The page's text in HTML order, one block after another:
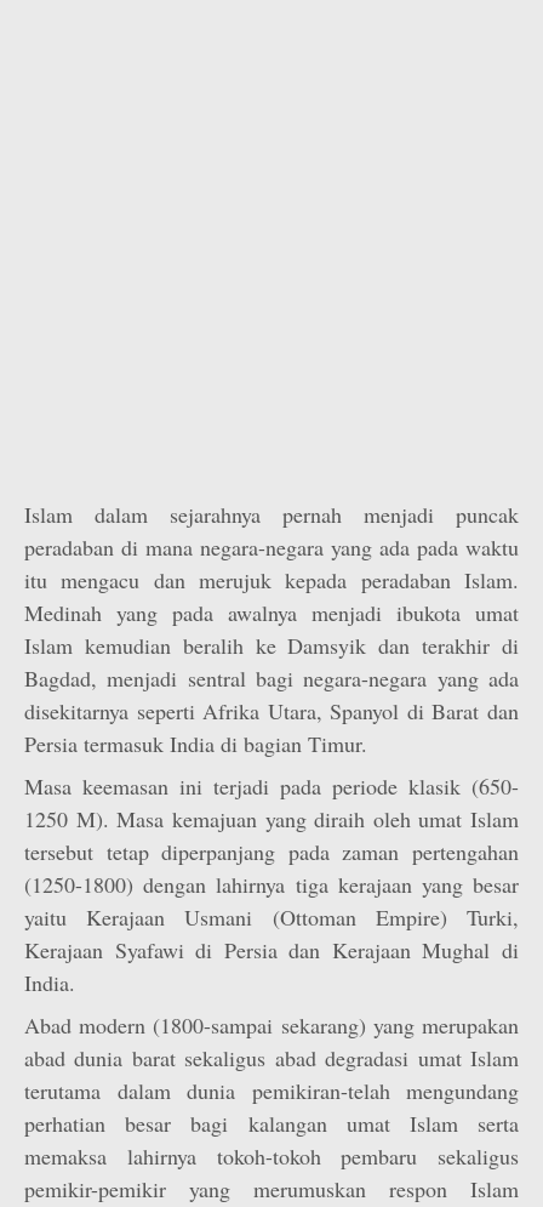
Islam dalam sejarahnya pernah menjadi puncak
peradaban di mana negara-negara yang ada pada waktu
itu mengacu dan merujuk kepada peradaban Islam.
Medinah yang pada awalnya menjadi ibukota umat
Islam kemudian beralih ke Damsyik dan terakhir di
Bagdad, menjadi sentral bagi negara-negara yang ada
disekitarnya seperti Afrika Utara, Spanyol di Barat dan
Persia termasuk India di bagian Timur.
Masa keemasan ini terjadi pada periode klasik (650-
1250 M). Masa kemajuan yang diraih oleh umat Islam
tersebut tetap diperpanjang pada zaman pertengahan
(1250-1800) dengan lahirnya tiga kerajaan yang besar
yaitu Kerajaan Usmani (Ottoman Empire) Turki,
Kerajaan Syafawi di Persia dan Kerajaan Mughal di
India.
Abad modern (1800-sampai sekarang) yang merupakan
abad dunia barat sekaligus abad degradasi umat Islam
terutama dalam dunia pemikiran-telah mengundang
perhatian besar bagi kalangan umat Islam serta
memaksa lahirnya tokoh-tokoh pembaru sekaligus
pemikir-pemikir yang merumuskan respon Islam